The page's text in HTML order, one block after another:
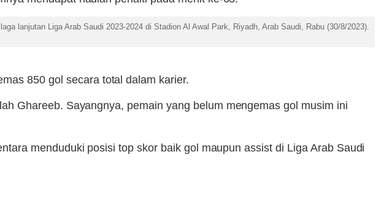
lanjutan Liga Arab Saudi 2023-2024 di Stadion Al Awal Park, Riyadh, Arab Saudi, Rabu (30/8/2023).
850 gol secara total dalam karier.
Ghareeb. Sayangnya, pemain yang belum mengemas gol musim ini
menduduki posisi top skor baik gol maupun assist di Liga Arab Saudi